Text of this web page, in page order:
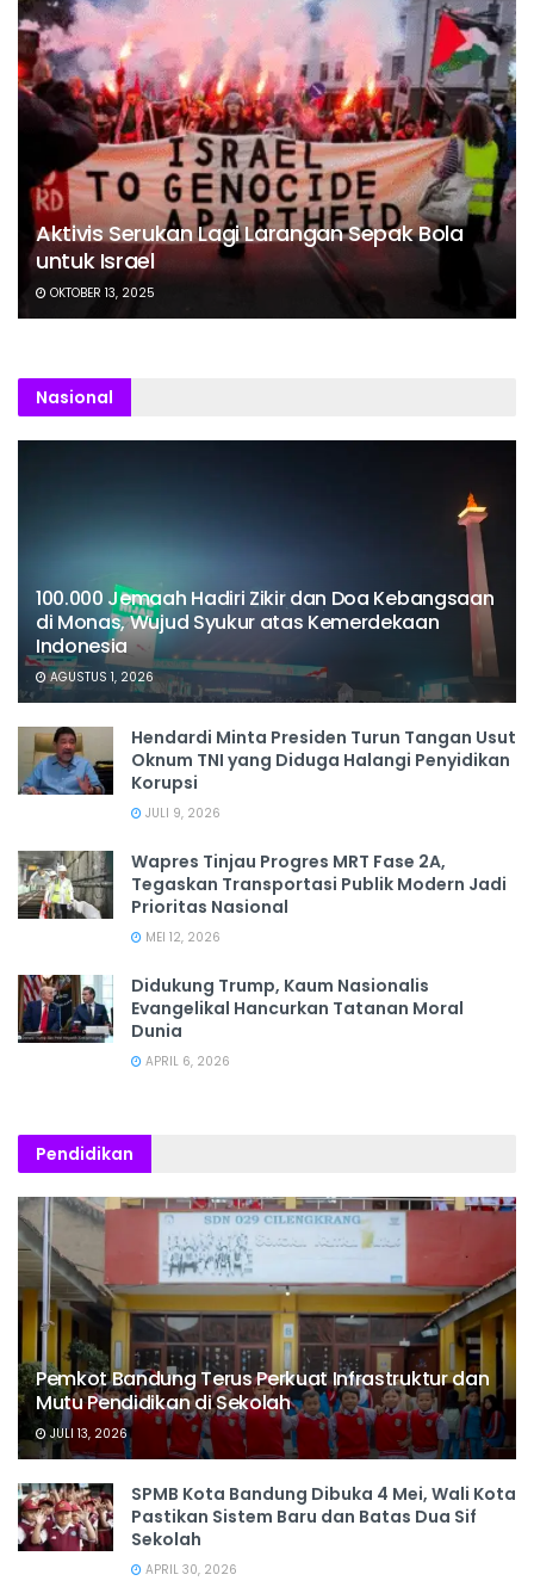
Aktivis Serukan Lagi Larangan Sepak Bola
untuk Israel
OKTOBER 13, 2025
Nasional
100.000 Jemaah Hadiri Zikir dan Doa Kebangsaan
di Monas, Wujud Syukur atas Kemerdekaan
Indonesia
AGUSTUS 1, 2026
Hendardi Minta Presiden Turun Tangan Usut
Oknum TNI yang Diduga Halangi Penyidikan
Korupsi
JULI 9, 2026
Wapres Tinjau Progres MRT Fase 2A,
Tegaskan Transportasi Publik Modern Jadi
Prioritas Nasional
MEI 12, 2026
Didukung Trump, Kaum Nasionalis
Evangelikal Hancurkan Tatanan Moral
Dunia
APRIL 6, 2026
Pendidikan
Pemkot Bandung Terus Perkuat Infrastruktur dan
Mutu Pendidikan di Sekolah
JULI 13, 2026
SPMB Kota Bandung Dibuka 4 Mei, Wali Kota
Pastikan Sistem Baru dan Batas Dua Sif
Sekolah
APRIL 30, 2026